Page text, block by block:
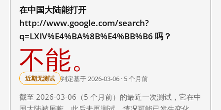
在中国大陆能打开
http://www.google.com/search?
q=LXIV%E4%BA%8B%E4%BB%B6 吗？
不能。
近期无测试 判定基于 2026-03-06 · 5 个月前
截至 2026-03-06（5 个月前）的最近一次测试，它在中